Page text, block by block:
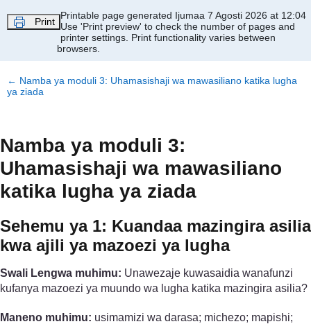
Print
Printable page generated Ijumaa 7 Agosti 2026 at 12:04
Use 'Print preview' to check the number of pages and
printer settings. Print functionality varies between
browsers.
← Namba ya moduli 3: Uhamasishaji wa mawasiliano katika lugha
ya ziada
Namba ya moduli 3:
Uhamasishaji wa mawasiliano
katika lugha ya ziada
Sehemu ya 1: Kuandaa mazingira asilia
kwa ajili ya mazoezi ya lugha
Swali Lengwa muhimu: Unawezaje kuwasaidia wanafunzi
kufanya mazoezi ya muundo wa lugha katika mazingira asilia?
Maneno muhimu: usimamizi wa darasa; michezo; mapishi;